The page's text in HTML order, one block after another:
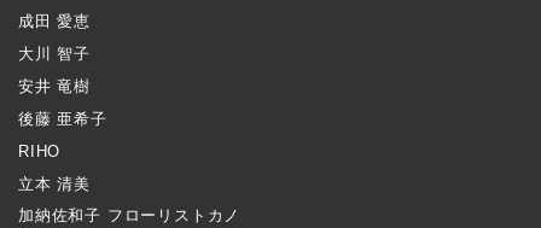
成田 愛恵
大川 智子
安井 竜樹
後藤 亜希子
RIHO
立本 清美
加納佐和子 フローリストカノ